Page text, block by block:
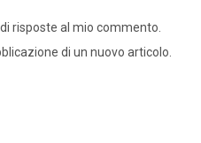
risposte al mio commento.
di un nuovo articolo.